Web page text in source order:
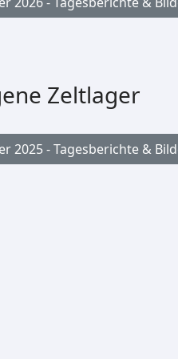
Zeltlager
2025 - Tagesberichte &